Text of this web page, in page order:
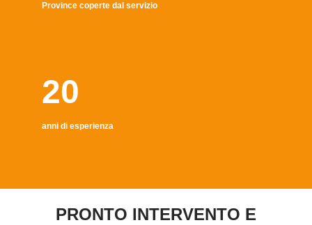
Province coperte dal servizio
20
anni di esperienza
PRONTO INTERVENTO E